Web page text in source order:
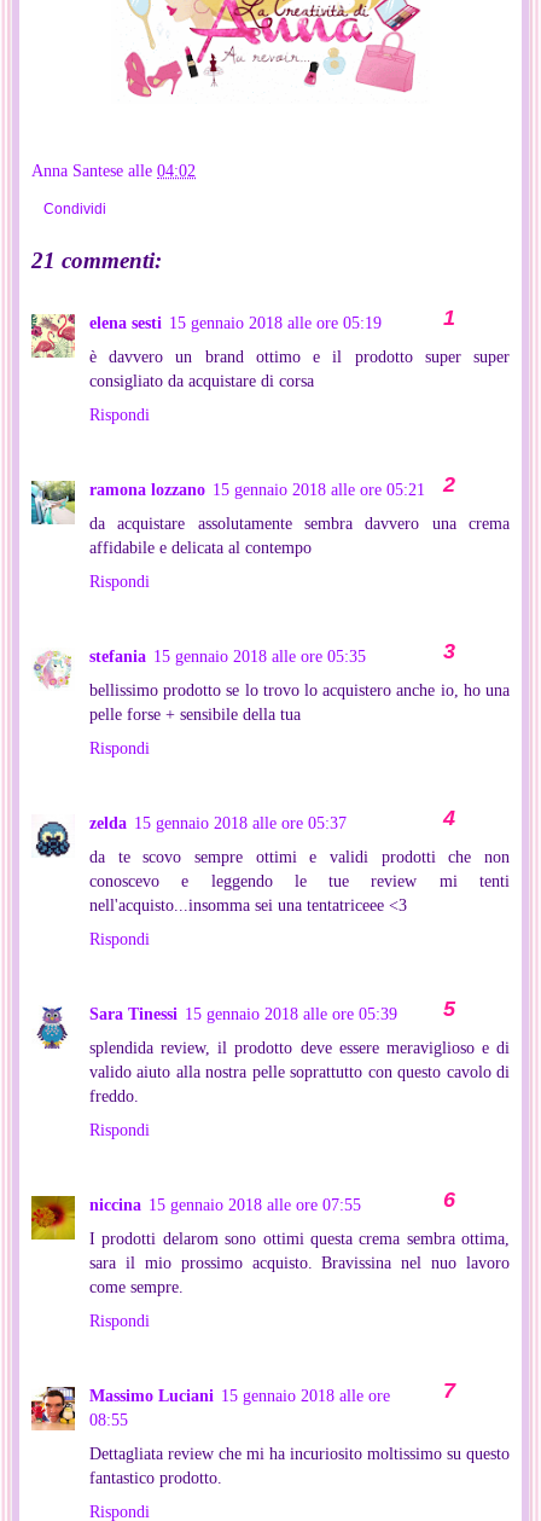
Anna Santese alle 04:02
Condividi
21 commenti:
elena sesti 15 gennaio 2018 alle ore 05:19
è davvero un brand ottimo e il prodotto super super
consigliato da acquistare di corsa
Rispondi
ramona lozzano 15 gennaio 2018 alle ore 05:21
da acquistare assolutamente sembra davvero una crema
affidabile e delicata al contempo
Rispondi
stefania 15 gennaio 2018 alle ore 05:35
bellissimo prodotto se lo trovo lo acquistero anche io, ho una
pelle forse + sensibile della tua
Rispondi
zelda 15 gennaio 2018 alle ore 05:37
da te scovo sempre ottimi e validi prodotti che non
conoscevo e leggendo le tue review mi tenti
nell'acquisto...insomma sei una tentatriceee <3
Rispondi
Sara Tinessi 15 gennaio 2018 alle ore 05:39
splendida review, il prodotto deve essere meraviglioso e di
valido aiuto alla nostra pelle soprattutto con questo cavolo di
freddo.
Rispondi
niccina 15 gennaio 2018 alle ore 07:55
I prodotti delarom sono ottimi questa crema sembra ottima,
sara il mio prossimo acquisto. Bravissina nel nuo lavoro
come sempre.
Rispondi
Massimo Luciani 15 gennaio 2018 alle ore
08:55
Dettagliata review che mi ha incuriosito moltissimo su questo
fantastico prodotto.
Rispondi